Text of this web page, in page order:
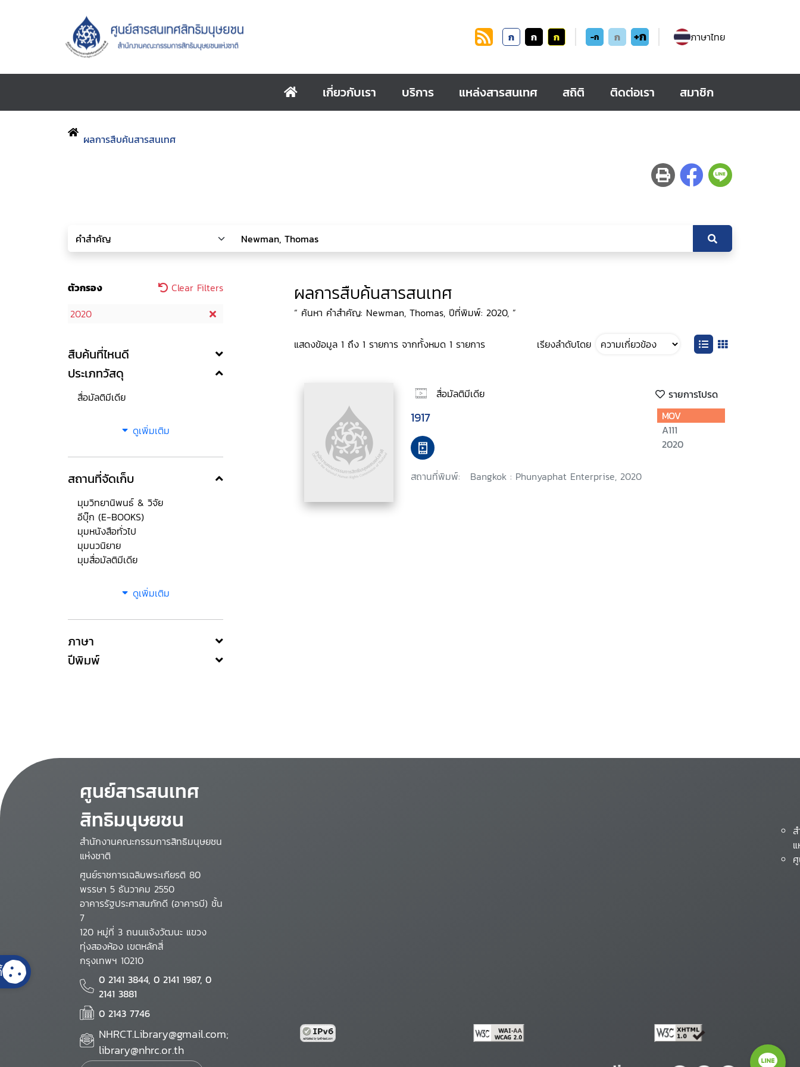
ก ก ก -ก ก +ก ภาษาไทย
เกี่ยวกับเรา บริการ แหล่งสารสนเทศ สถิติ ติดต่อเรา สมาชิก
ผลการสืบค้นสารสนเทศ
ตัวกรอง
Clear Filters
2020
สืบค้นที่ไหนดี
ประเภทวัสดุ
สื่อมัลติมีเดีย
ดูเพิ่มเติม
สถานที่จัดเก็บ
มุมวิทยานิพนธ์ & วิจัย
อีบุ๊ก (E-BOOKS)
มุมหนังสือทั่วไป
มุมนวนิยาย
มุมสื่อมัลติมีเดีย
ดูเพิ่มเติม
ภาษา
ปีพิมพ์
ผลการสืบค้นสารสนเทศ
“ ค้นหา คำสำคัญ: Newman, Thomas, ปีที่พิมพ์: 2020, ”
แสดงข้อมูล 1 ถึง 1 รายการ จากทั้งหมด 1 รายการ เรียงลำดับโดย
สื่อมัลติมีเดีย รายการโปรด
1917
สถานที่พิมพ์: Bangkok : Phunyaphat Enterprise, 2020
MOV
A111
2020
ศูนย์สารสนเทศ
สิทธิมนุษยชน
สำนักงานคณะกรรมการสิทธิมนุษยชน
แห่งชาติ
ศูนย์ราชการเฉลิมพระเกียรติ 80
พรรษา 5 ธันวาคม 2550
อาคารรัฐประศาสนภักดี (อาคารบี) ชั้น
7
120 หมู่ที่ 3 ถนนแจ้งวัฒนะ แขวง
ทุ่งสองห้อง เขตหลักสี่
กรุงเทพฯ 10210
0 2141 3844, 0 2141 1987, 0
2141 3881
0 2143 7746
NHRCT.Library@gmail.com;
library@nhrc.or.th